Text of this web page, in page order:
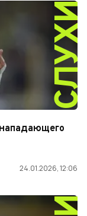
24.01.2026, 12:06